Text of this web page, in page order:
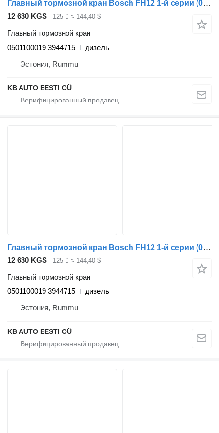
Главный тормозной кран Bosch FH12 1-й серии (01.93-12.02) 0501100019 для грузовика Volvo FH12, FH16, NH12, FH, VNL780 (1993-2014)
12 630 KGS 125 € ≈ 144,40 $
Главный тормозной кран
0501100019 3944715
дизель
Эстония, Rummu
KB AUTO EESTI OÜ
Главный тормозной кран Bosch FH12 1-й серии (01.93-12.02) 0501100019 для грузовика Volvo FH12, FH16, NH12, FH, VNL780 (1993-2014)
12 630 KGS 125 € ≈ 144,40 $
Главный тормозной кран
0501100019 3944715
дизель
Эстония, Rummu
KB AUTO EESTI OÜ